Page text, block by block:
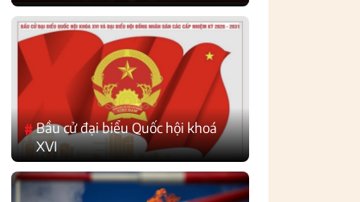
#Bầu cử đại biểu Quốc hội khoá
XVI